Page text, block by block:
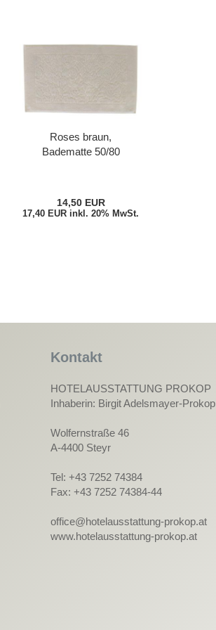
Roses braun,
Badematte 50/80
14,50 EUR
17,40 EUR inkl. 20% MwSt.
Kontakt
HOTELAUSSTATTUNG PROKOP
Inhaberin: Birgit Adelsmayer-Prokop
Wolfernstraße 46
A-4400 Steyr
Tel: +43 7252 74384
Fax: +43 7252 74384-44
office@hotelausstattung-prokop.at
www.hotelausstattung-prokop.at